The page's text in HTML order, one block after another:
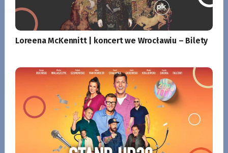
Loreena McKennitt | koncert we Wrocławiu – Bilety